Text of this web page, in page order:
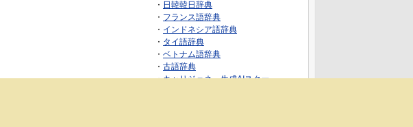
・ 日韓韓日辞典
・ フランス語辞典
・ インドネシア語辞典
・ タイ語辞典
・ ベトナム語辞典
・ 古語辞典
・キャリジェネ～生成AIスクー